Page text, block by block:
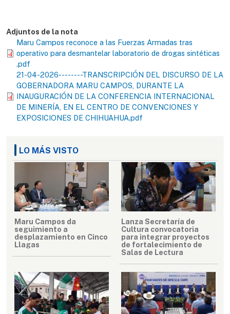
Adjuntos de la nota
Maru Campos reconoce a las Fuerzas Armadas tras
operativo para desmantelar laboratorio de drogas sintéticas
.pdf
21-04-2026--------TRANSCRIPCIÓN DEL DISCURSO DE LA
GOBERNADORA MARU CAMPOS, DURANTE LA
INAUGURACIÓN DE LA CONFERENCIA INTERNACIONAL
DE MINERÍA, EN EL CENTRO DE CONVENCIONES Y
EXPOSICIONES DE CHIHUAHUA.pdf
LO MÁS VISTO
Maru Campos da
seguimiento a
desplazamiento en Cinco
Llagas
Lanza Secretaría de
Cultura convocatoria
para integrar proyectos
de fortalecimiento de
Salas de Lectura